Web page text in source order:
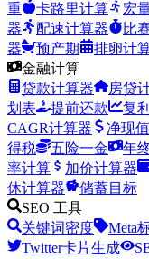
重
卡路里计算 宏
器
配速计算器 比
器
预产期 排卵计
金融计算
贷款计算器
房贷
划表
提前还款 复
CAGR计算器
净现
得税
五险一金 年
率计算
加价计算器
休计算器
储蓄目标
SEO 工具
关键词密度
Meta
Twitter卡片生成